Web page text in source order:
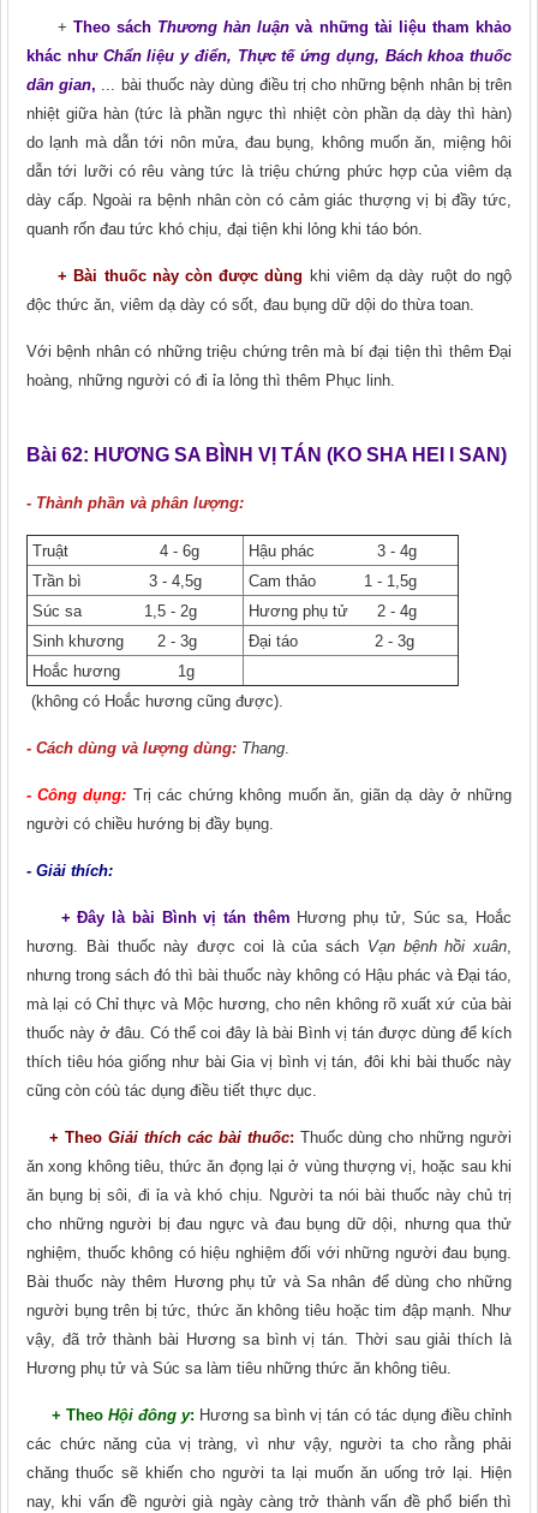
+ Theo sách Thương hàn luận và những tài liệu tham khảo
khác như Chẩn liệu y điển, Thực tế ứng dụng, Bách khoa thuốc
dân gian, ... bài thuốc này dùng điều trị cho những bệnh nhân bị trên
nhiệt giữa hàn (tức là phần ngực thì nhiệt còn phần dạ dày thì hàn)
do lạnh mà dẫn tới nôn mửa, đau bụng, không muốn ǎn, miệng hôi
dẫn tới lưỡi có rêu vàng tức là triệu chứng phức hợp của viêm dạ
dày cấp. Ngoài ra bệnh nhân còn có cảm giác thượng vị bị đầy tức,
quanh rốn đau tức khó chịu, đại tiện khi lỏng khi táo bón.
+ Bài thuốc này còn được dùng khi viêm dạ dày ruột do ngộ
độc thức ǎn, viêm dạ dày có sốt, đau bụng dữ dội do thừa toan.
Với bệnh nhân có những triệu chứng trên mà bí đại tiện thì thêm Đại
hoàng, những người có đi ỉa lỏng thì thêm Phục linh.
Bài 62: HƯƠNG SA BÌNH VỊ TÁN (KO SHA HEI I SAN)
- Thành phần và phân lượng:
Truật 4 - 6g
Hậu phác 3 - 4g
Trần bì 3 - 4,5g
Cam thảo 1 - 1,5g
Súc sa 1,5 - 2g
Hương phụ tử 2 - 4g
Sinh khương 2 - 3g
Đại táo 2 - 3g
Hoắc hương 1g
(không có Hoắc hương cũng được).
- Cách dùng và lượng dùng: Thang.
- Công dụng: Trị các chứng không muốn ǎn, giãn dạ dày ở những
người có chiều hướng bị đầy bụng.
- Giải thích:
+ Đây là bài Bình vị tán thêm Hương phụ tử, Súc sa, Hoắc
hương. Bài thuốc này được coi là của sách Vạn bệnh hồi xuân,
nhưng trong sách đó thì bài thuốc này không có Hậu phác và Đại táo,
mà lại có Chỉ thực và Mộc hương, cho nên không rõ xuất xứ của bài
thuốc này ở đâu. Có thể coi đây là bài Bình vị tán được dùng để kích
thích tiêu hóa giống như bài Gia vị bình vị tán, đôi khi bài thuốc này
cũng còn cóù tác dụng điều tiết thực dục.
+ TheoGiải thích các bài thuốc: Thuốc dùng cho những người
ǎn xong không tiêu, thức ǎn đọng lại ở vùng thượng vị, hoặc sau khi
ǎn bụng bị sôi, đi ỉa và khó chịu. Người ta nói bài thuốc này chủ trị
cho những người bị đau ngực và đau bụng dữ dội, nhưng qua thử
nghiệm, thuốc không có hiệu nghiệm đối với những người đau bụng.
Bài thuốc này thêm Hương phụ tử và Sa nhân để dùng cho những
người bụng trên bị tức, thức ǎn không tiêu hoặc tim đập mạnh. Như
vậy, đã trở thành bài Hương sa bình vị tán. Thời sau giải thích là
Hương phụ tử và Súc sa làm tiêu những thức ǎn không tiêu.
+ Theo Hội đông y: Hương sa bình vị tán có tác dụng điều chỉnh
các chức nǎng của vị tràng, vì như vậy, người ta cho rằng phải
chǎng thuốc sẽ khiến cho người ta lại muốn ǎn uống trở lại. Hiện
nay, khi vấn đề người già ngày càng trở thành vấn đề phổ biến thì